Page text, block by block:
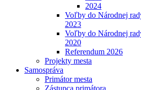
2024
Voľby do Národnej
2023
Voľby do Národnej
2020
Referendum 2026
Projekty mesta
Samospráva
Primátor mesta
Zástupca primátora